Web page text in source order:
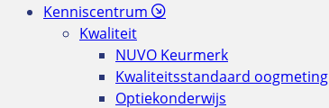
Kenniscentrum
Kwaliteit
NUVO Keurmerk
Kwaliteitsstandaard oogmeting
Optiekonderwijs